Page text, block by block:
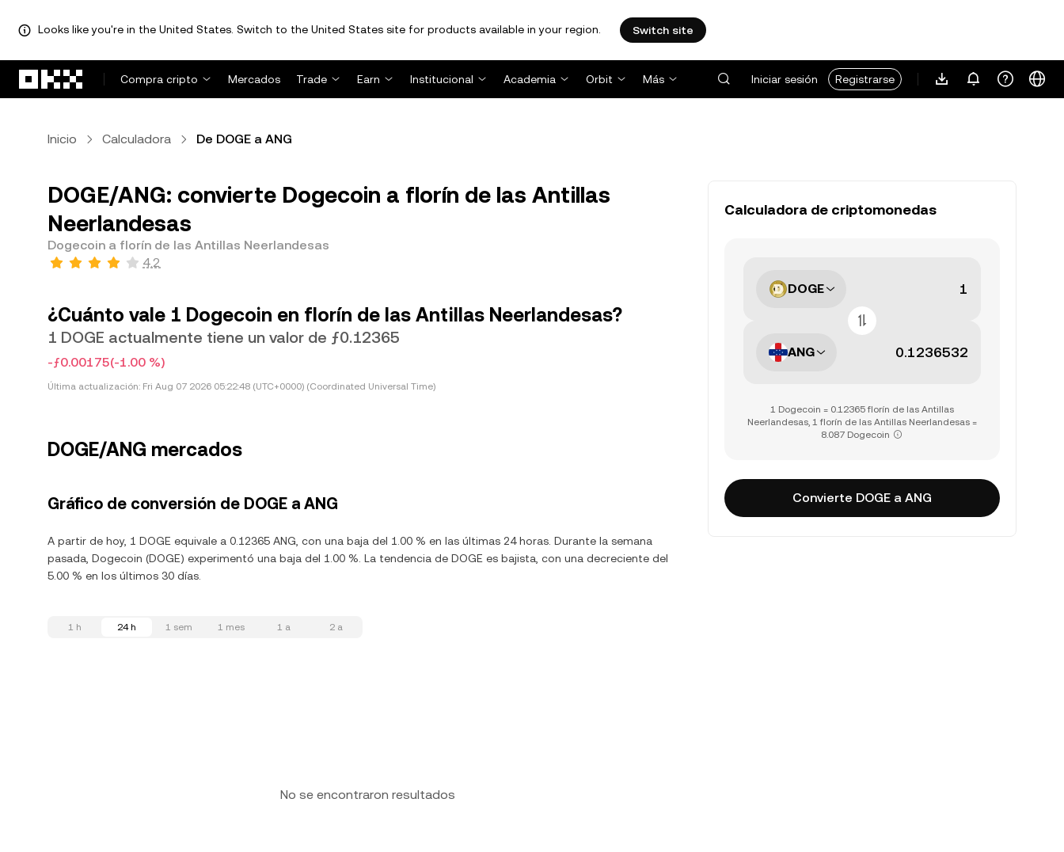
Looks like you're in the United States. Switch to the United States site for products available in your region. Switch site
Compra cripto
Mercados Trade Earn Institucional Academia Orbit Más Iniciar sesión Registrarse
Inicio Calculadora De DOGE a ANG
DOGE/ANG: convierte Dogecoin a florín de las Antillas
Neerlandesas
Dogecoin a florín de las Antillas Neerlandesas
4.2
¿Cuánto vale 1 Dogecoin en florín de las Antillas Neerlandesas?
1 DOGE actualmente tiene un valor de ƒ0.12365
-ƒ0.00175(-1.00 %)
Última actualización: Fri Aug 07 2026 05:22:48 (UTC+0000) (Coordinated Universal Time)
DOGE/ANG mercados
Gráfico de conversión de DOGE a ANG
A partir de hoy, 1 DOGE equivale a 0.12365 ANG, con una baja del 1.00 % en las últimas 24 horas. Durante la semana
pasada, Dogecoin (DOGE) experimentó una baja del 1.00 %. La tendencia de DOGE es bajista, con una decreciente del
5.00 % en los últimos 30 días.
1 h 24 h 1 sem 1 mes 1 a 2 a
No se encontraron resultados
Calculadora de criptomonedas
DOGE
ANG
1 Dogecoin = 0.12365 florín de las Antillas
Neerlandesas, 1 florín de las Antillas Neerlandesas =
8.087 Dogecoin
Convierte DOGE a ANG